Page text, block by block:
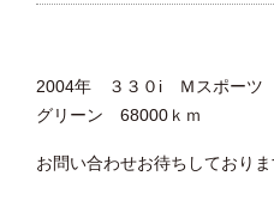
2004年 ３３０i Ｍスポーツ
グリーン 68000ｋｍ
お問い合わせお待ちしておりま